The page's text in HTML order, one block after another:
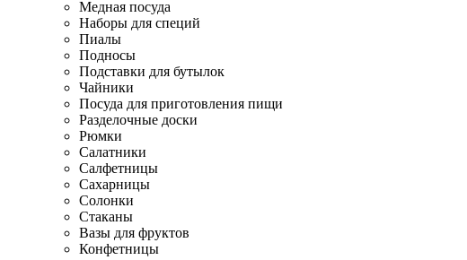
Медная посуда
Наборы для специй
Пиалы
Подносы
Подставки для бутылок
Чайники
Посуда для приготовления пищи
Разделочные доски
Рюмки
Салатники
Салфетницы
Сахарницы
Солонки
Стаканы
Вазы для фруктов
Конфетницы